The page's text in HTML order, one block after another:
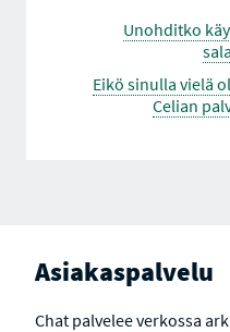
Unohditko
Eikö sinulla vielä
Celian
Asiakaspalvelu
Chat palvelee verkossa